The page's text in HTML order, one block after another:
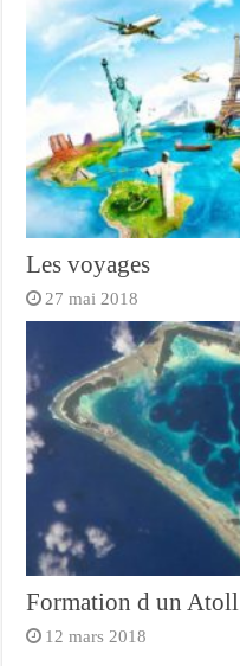
Les voyages
27 mai 2018
Formation d un Atoll
12 mars 2018